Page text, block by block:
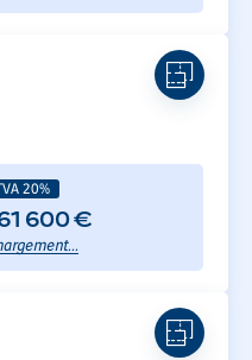
20%
600 €